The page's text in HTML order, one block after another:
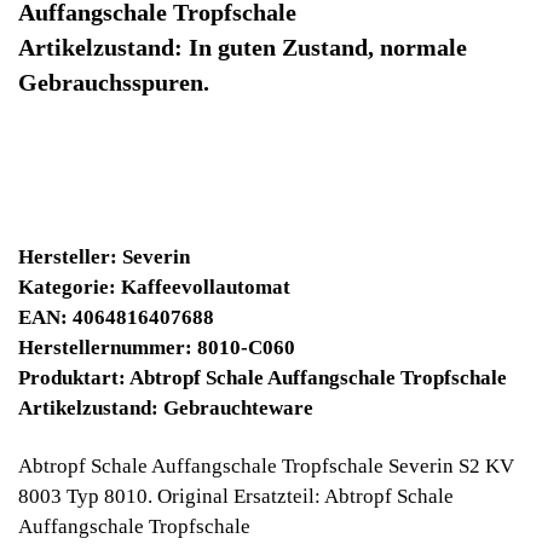
Sofort lieferbar
Noch 1 Stück verfügbar / InStock
Bei diesen Artikel erhalten Sie:
Winpoints JACKPOT liegt bei:378,93 Euro
Jetzt kaufen